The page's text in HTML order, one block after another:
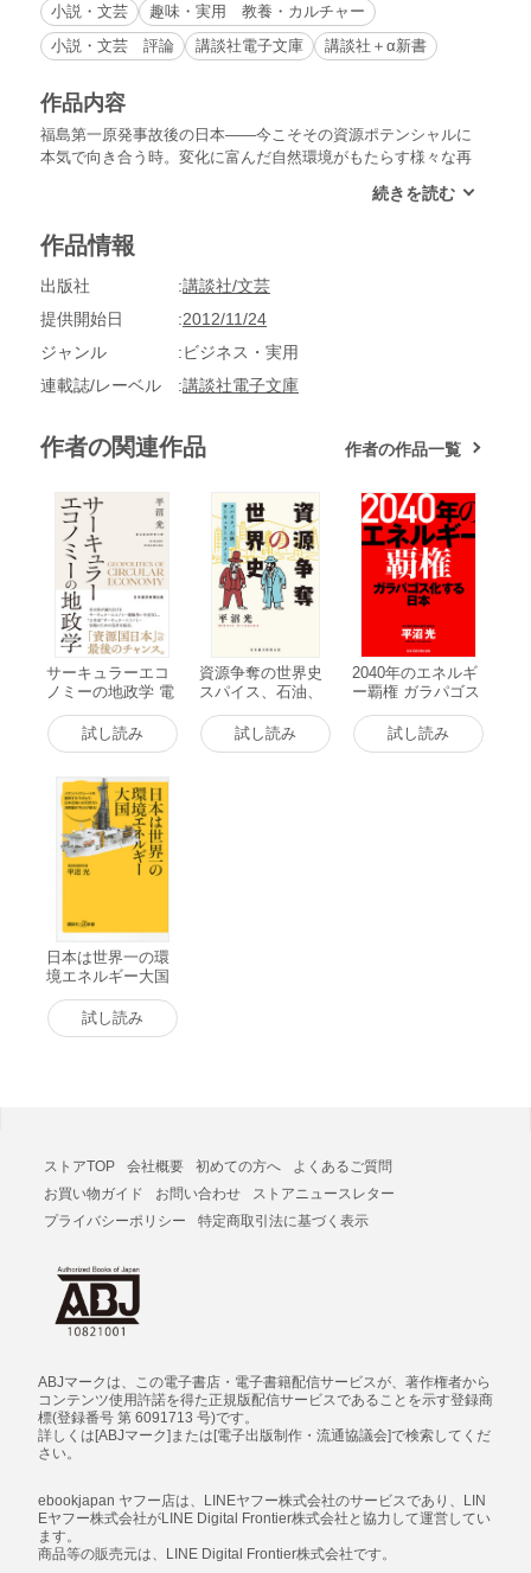
小説・文芸
趣味・実用 教養・カルチャー
小説・文芸 評論
講談社電子文庫 講談社＋α新書
作品内容
福島第一原発事故後の日本――今こそその資源ポテンシャルに
本気で向き合う時。変化に富んだ自然環境がもたらす様々な再
スのメタンハイドレート、日本の英知を駆使して開発が始まっ
れる日本人の感性という無限無形の資源。世界一の資源ポテン
底解説！
作品情報
出版社
講談社/文芸
提供開始日
2012/11/24
ジャンル
ビジネス・実用
連載誌/レーベル
講談社電子文庫
作者の関連作品 作者の作品一覧
サーキュラーエコ
ノミーの地政学 電
子書籍版
試し読み
資源争奪の世界史
スパイス、石油、
サーキュラーエコ
ノミー 電子書籍版
試し読み
2040年のエネルギ
ー覇権 ガラパゴス
化する日本 電子書
籍版
試し読み
日本は世界一の環
境エネルギー大国
電子書籍版
試し読み
ストアTOP 会社概要 初めての方へ
よくあるご質問
お買い物ガイド
お問い合わせ
ストアニュースレター
プライバシーポリシー
特定商取引法に基づく表示
ABJマークは、この電子書店・電子書籍配信サービスが、著作権者から
コンテンツ使用許諾を得た正規版配信サービスであることを示す登録商
標(登録番号 第 6091713 号)です。
詳しくは[ABJマーク]または[電子出版制作・流通協議会]で検索してくだ
さい。
ebookjapan ヤフー店は、LINEヤフー株式会社のサービスであり、LIN
Eヤフー株式会社がLINE Digital Frontier株式会社と協力して運営してい
ます。
商品等の販売元は、LINE Digital Frontier株式会社です。